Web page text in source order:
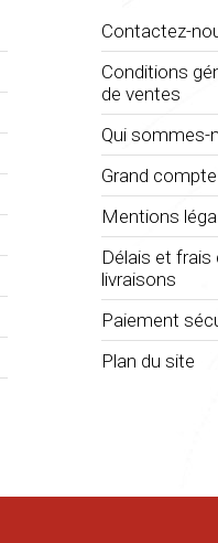
Contactez-
Conditions
de ventes
Qui sommes-
Grand compte
Mentions
Délais et frais
livraisons
Paiement
Plan du site